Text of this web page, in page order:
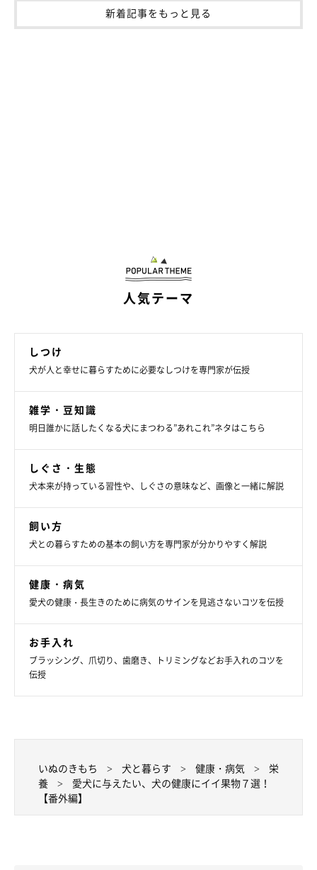
まいにちのいぬ・ねこのきもちアプリ
人にも犬にも栄養価の高い果物たちですが、犬に与える際には種
などをしっかりと取り除き、果実だけの状態にしましょう。ま
料などが入っていることがあります。たとえ果物でも、加工品は
犬には与えないようにしましょう。
愛犬にあった果物を見つけよう
新着記事をもっと見る
人気テーマ
しつけ
犬が人と幸せに暮らすために必要なしつけを専門家が伝授
雑学・豆知識
明日誰かに話したくなる犬にまつわる”あれこれ”ネタはこちら
しぐさ・生態
犬本来が持っている習性や、しぐさの意味など、画像と一緒に解説
飼い方
犬との暮らすための基本の飼い方を専門家が分かりやすく解説
健康・病気
愛犬の健康・長生きのために病気のサインを見逃さないコツを伝授
お手入れ
ブラッシング、爪切り、歯磨き、トリミングなどお手入れのコツを
伝授
いぬのきもち 犬と暮らす 健康・病気
栄
養
愛犬に与えたい、犬の健康にイイ果物７選！
【番外編】